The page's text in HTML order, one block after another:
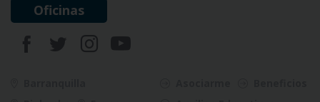
Oficinas